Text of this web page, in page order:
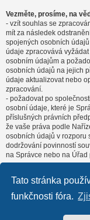
Tato stránka
funkčnosti fóra.
Vezměte, prosíme, na
- vzít souhlas se
mít za následek
spojených osobních
údaje zpracovává
osobním údajům a
osobních údajů na jejich
údaje aktualizovat nebo
zpracování.
- požadovat po
osobní údaje, které je
příslušných právních
že vaše práva podle
osobních údajů v rozporu
dodržování povinností
na Správce nebo na
Obsah fóra